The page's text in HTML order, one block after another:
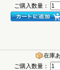
ご購入数量：
在庫
ご購入数量：